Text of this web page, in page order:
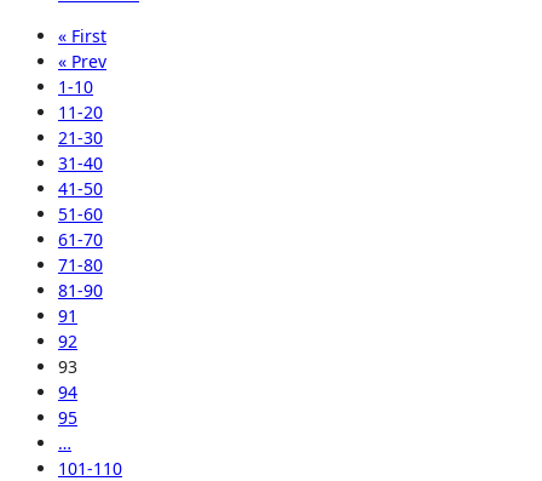
« First
« Prev
1-10
11-20
21-30
31-40
41-50
51-60
61-70
71-80
81-90
91
92
93
94
95
…
101-110